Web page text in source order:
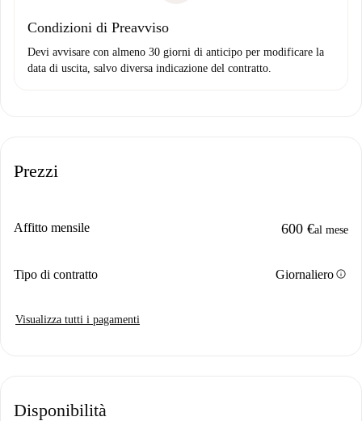
Condizioni di Preavviso
Devi avvisare con almeno 30 giorni di anticipo per modificare la
data di uscita, salvo diversa indicazione del contratto.
Prezzi
Affitto mensile 600 €al mese
Tipo di contratto Giornalieroinfo
Visualizza tutti i pagamenti
Disponibilità